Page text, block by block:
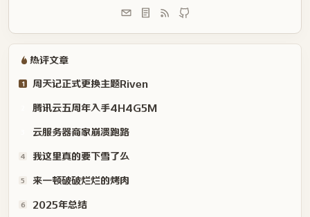
热评文章
1 周天记正式更换主题Riven
腾讯云五周年入手4H4G5M
云服务器商家崩溃跑路
4 我这里真的要下雪了么
5 来一顿破破烂烂的烤肉
6 2025年总结